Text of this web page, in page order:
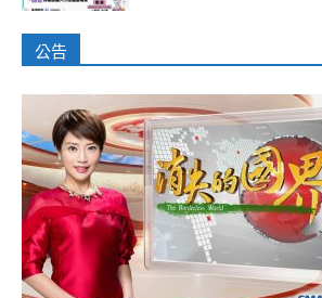
公告